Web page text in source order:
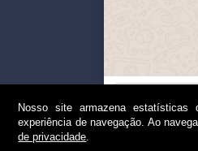
Nosso site armazena
experiência de navegação. Ao
de privacidade.